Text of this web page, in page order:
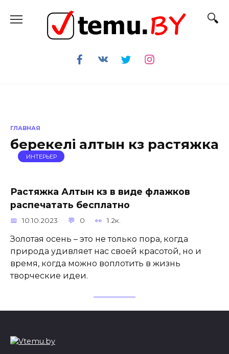
содержанию
ГЛАВНАЯ
берекелі алтын күз растяжка
ИНТЕРЬЕР
Растяжка Алтын күз в виде флажков
распечатать бесплатно
10.10.2023 0 1.2к.
Золотая осень – это не только пора, когда
природа удивляет нас своей красотой, но и
время, когда можно воплотить в жизнь
творческие идеи.